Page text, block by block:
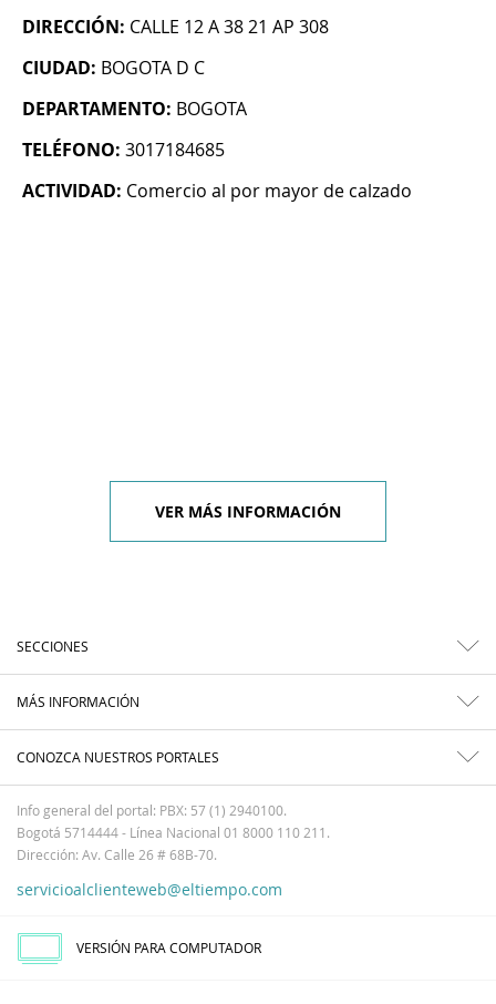
DIRECCIÓN: CALLE 12 A 38 21 AP 308
CIUDAD: BOGOTA D C
DEPARTAMENTO: BOGOTA
TELÉFONO: 3017184685
ACTIVIDAD: Comercio al por mayor de calzado
VER MÁS INFORMACIÓN
SECCIONES
MÁS INFORMACIÓN
CONOZCA NUESTROS PORTALES
Info general del portal: PBX: 57 (1) 2940100.
Bogotá 5714444 - Línea Nacional 01 8000 110 211.
Dirección: Av. Calle 26 # 68B-70.
servicioalclienteweb@eltiempo.com
VERSIÓN PARA COMPUTADOR